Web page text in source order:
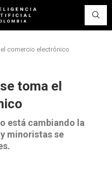
comercio electrónico
toma el
está cambiando la
minoristas se